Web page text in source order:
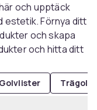
och upptäck
estetik. Förnya ditt
och skapa
och hitta ditt
Golvlister Trägolv